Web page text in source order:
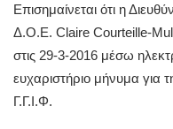
Επισημαίνεται ότι η
Δ.Ο.Ε. Claire Courteille-
στις 29-3-2016 μέσω
ευχαριστήριο μήνυμα για
Γ.Γ.Ι.Φ.